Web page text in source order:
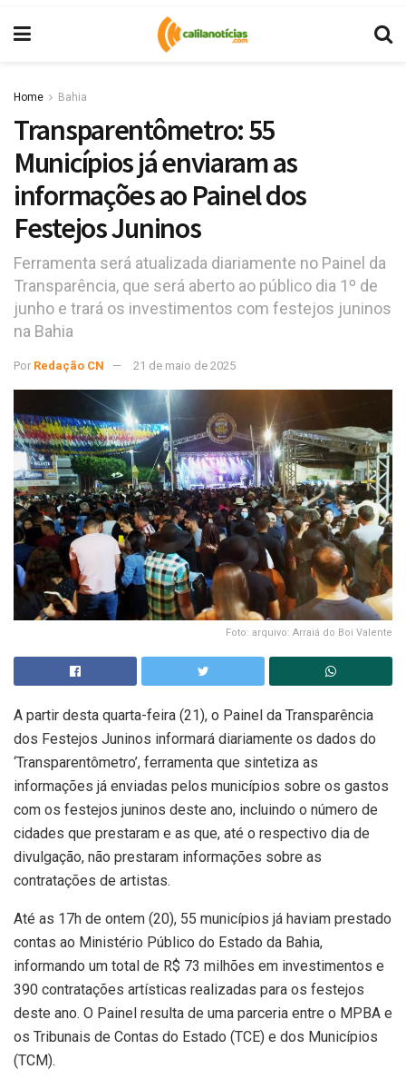
Home Bahia
Transparentômetro: 55
Municípios já enviaram as
informações ao Painel dos
Festejos Juninos
Ferramenta será atualizada diariamente no Painel da
Transparência, que será aberto ao público dia 1º de
junho e trará os investimentos com festejos juninos
na Bahia
Por Redação CN 21 de maio de 2025
Foto: arquivo: Arraiá do Boi Valente
A partir desta quarta-feira (21), o Painel da Transparência
dos Festejos Juninos informará diariamente os dados do
‘Transparentômetro’, ferramenta que sintetiza as
informações já enviadas pelos municípios sobre os gastos
com os festejos juninos deste ano, incluindo o número de
cidades que prestaram e as que, até o respectivo dia de
divulgação, não prestaram informações sobre as
contratações de artistas.
Até as 17h de ontem (20), 55 municípios já haviam prestado
contas ao Ministério Público do Estado da Bahia,
informando um total de R$ 73 milhões em investimentos e
390 contratações artísticas realizadas para os festejos
deste ano. O Painel resulta de uma parceria entre o MPBA e
os Tribunais de Contas do Estado (TCE) e dos Municípios
(TCM).